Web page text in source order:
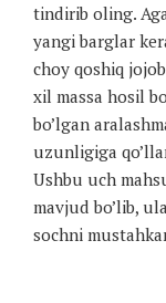
tindirib oling.
yangi barglar
choy qoshiq
xil massa hosil
bo’lgan
uzunligiga
Ushbu uch
mavjud bo’lib,
sochni